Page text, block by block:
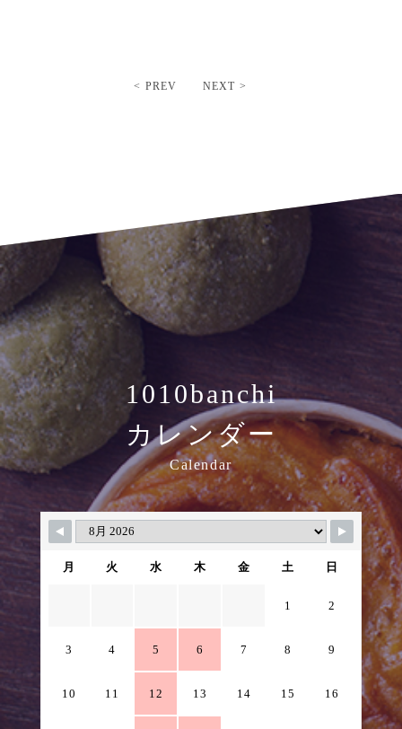
< PREV NEXT >
1010banchi
カレンダー
Calendar
月 火 水 木 金 土 日
1 2
3 4 5 6 7 8 9
10 11 12 13 14 15 16